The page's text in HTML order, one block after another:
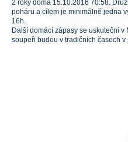
2 roky doma 15.10.2016 70:58.
poháru a cílem je minimálně jedna
16h.
Další domácí zápasy se uskuteční
soupeři budou v tradičních časech